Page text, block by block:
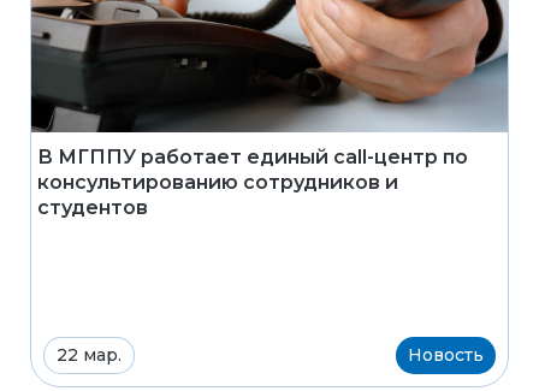
В МГППУ работает единый call-центр по
консультированию сотрудников и
студентов
22 мар. Новость